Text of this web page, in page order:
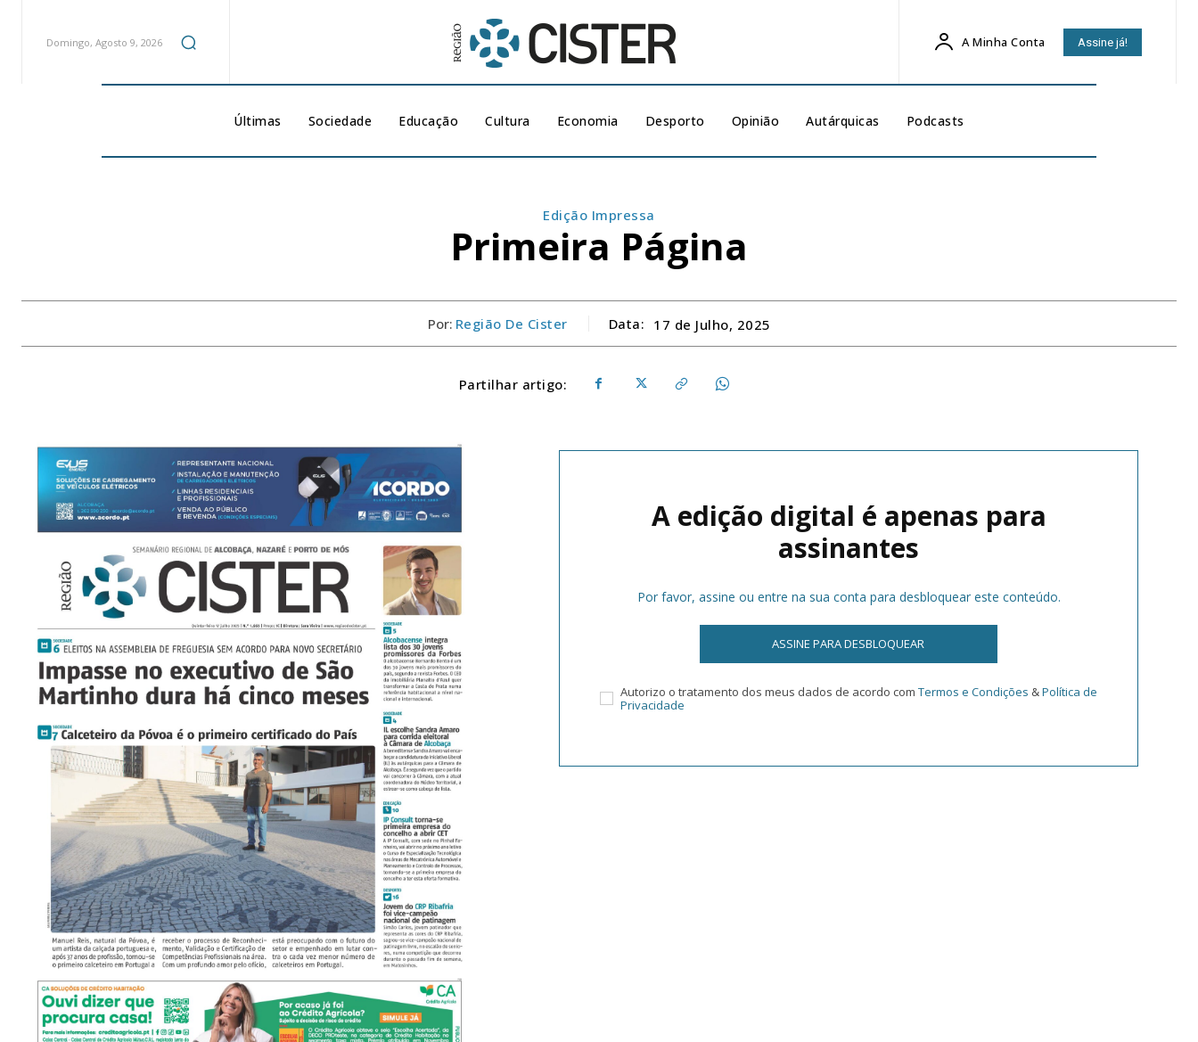
Domingo, Agosto 9, 2026 A Minha Conta Assine já!
Últimas Sociedade Educação Cultura Economia Desporto Opinião Autárquicas Podcasts
Edição Impressa
Primeira Página
Por: Região De Cister Data: 17 de Julho, 2025
Partilhar artigo:
A edição digital é apenas para
assinantes
Por favor, assine ou entre na sua conta para desbloquear este conteúdo.
ASSINE PARA DESBLOQUEAR
Autorizo o tratamento dos meus dados de acordo com Termos e Condições &Política de
Privacidade